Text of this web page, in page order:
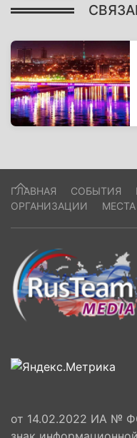
ГЛАВНАЯ СОБЫТИЯ
ОРГАНИЗАЦИИ
МЕСТА
от 14.02.2022 ИА №